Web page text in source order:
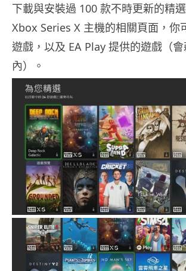
下載與安裝過 100 款不時更新的精
Xbox Series X 主機的相關頁面，你
遊戲，以及 EA Play 提供的遊戲（
內）。